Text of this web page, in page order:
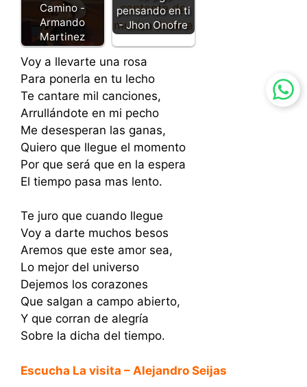
Camino -
Armando
Martinez
pensando en ti
- Jhon Onofre
Voy a llevarte una rosa
Para ponerla en tu lecho
Te cantare mil canciones,
Arrullándote en mi pecho
Me desesperan las ganas,
Quiero que llegue el momento
Por que será que en la espera
El tiempo pasa mas lento.
Te juro que cuando llegue
Voy a darte muchos besos
Aremos que este amor sea,
Lo mejor del universo
Dejemos los corazones
Que salgan a campo abierto,
Y que corran de alegría
Sobre la dicha del tiempo.
Escucha La visita – Alejandro Seijas